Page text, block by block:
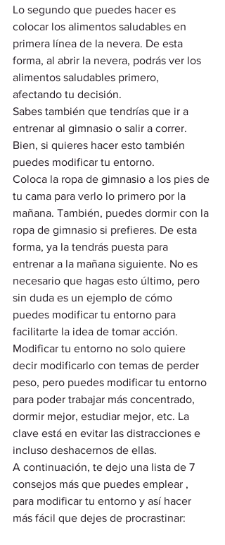
Lo segundo que puedes hacer es
colocar los alimentos saludables en
primera línea de la nevera. De esta
forma, al abrir la nevera, podrás ver los
alimentos saludables primero,
afectando tu decisión.
Sabes también que tendrías que ir a
entrenar al gimnasio o salir a correr.
Bien, si quieres hacer esto también
puedes modificar tu entorno.
Coloca la ropa de gimnasio a los pies de
tu cama para verlo lo primero por la
mañana. También, puedes dormir con la
ropa de gimnasio si prefieres. De esta
forma, ya la tendrás puesta para
entrenar a la mañana siguiente. No es
necesario que hagas esto último, pero
sin duda es un ejemplo de cómo
puedes modificar tu entorno para
facilitarte la idea de tomar acción.
Modificar tu entorno no solo quiere
decir modificarlo con temas de perder
peso, pero puedes modificar tu entorno
para poder trabajar más concentrado,
dormir mejor, estudiar mejor, etc. La
clave está en evitar las distracciones e
incluso deshacernos de ellas.
A continuación, te dejo una lista de 7
consejos más que puedes emplear ,
para modificar tu entorno y así hacer
más fácil que dejes de procrastinar: